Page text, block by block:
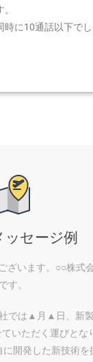
に10通話以下で
ッセージ例
ざいます。○○株式
です。
では▲月▲日、新
ていただく運びとな
に開発した新技術を